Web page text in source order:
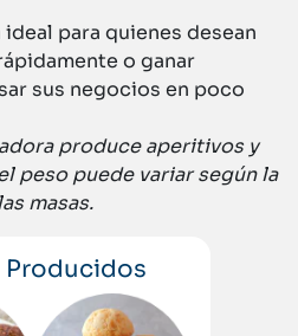
para quienes desean
o ganar
sus negocios en poco
produce aperitivos y
peso puede variar según la
masas.